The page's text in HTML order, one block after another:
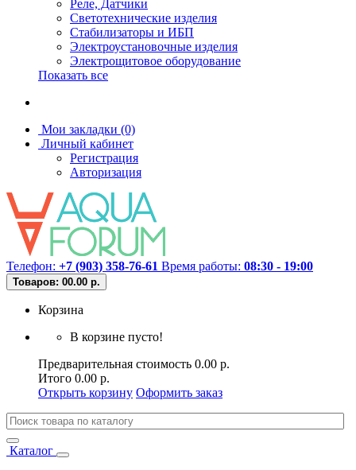
Реле, Датчики
Светотехнические изделия
Стабилизаторы и ИБП
Электроустановочные изделия
Электрощитовое оборудование
Показать все
Мои закладки (0)
Личный кабинет
Регистрация
Авторизация
Телефон: +7 (903) 358-76-61 Время работы: 08:30 - 19:00
Товаров: 00.00 р.
Корзина
В корзине пусто!
Предварительная стоимость 0.00 р.
Итого 0.00 р.
Открыть корзину Оформить заказ
Каталог